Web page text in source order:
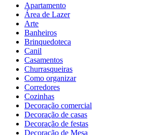
Apartamento
Área de Lazer
Arte
Banheiros
Brinquedoteca
Canil
Casamentos
Churrasqueiras
Como organizar
Corredores
Cozinhas
Decoração comercial
Decoração de casas
Decoração de festas
Decoração de Mesa